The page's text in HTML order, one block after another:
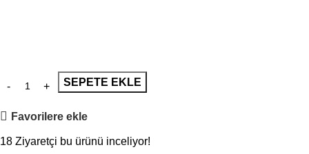
SEPETE EKLE
Favorilere ekle
18 Ziyaretçi bu ürünü inceliyor!